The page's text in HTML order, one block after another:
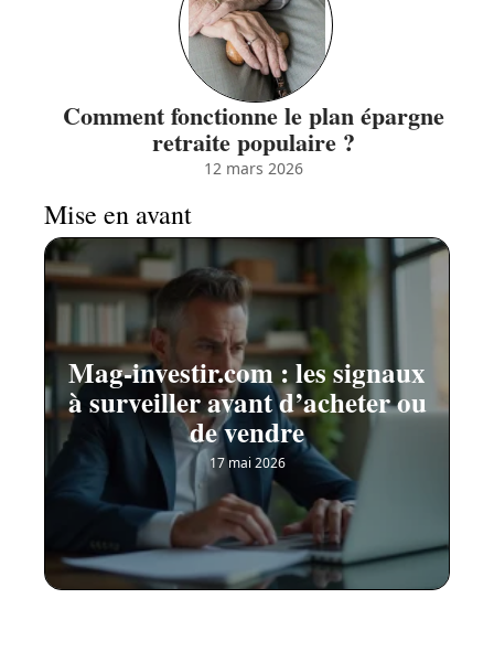
Comment fonctionne le plan épargne
retraite populaire ?
12 mars 2026
Mise en avant
Mag-investir.com : les signaux
à surveiller avant d’acheter ou
de vendre
17 mai 2026